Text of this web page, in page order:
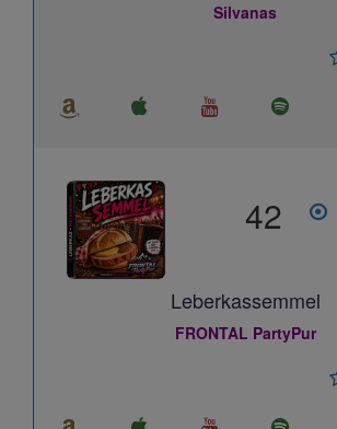
Silvanas
42
Leberkassemmel
FRONTAL PartyPur